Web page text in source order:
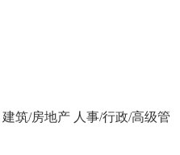
建筑/房地产 人事/行政/高级管